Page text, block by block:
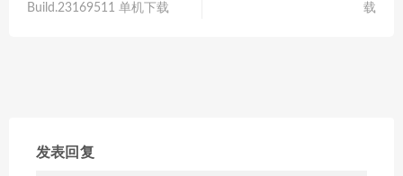
Build.23169511 单机下载
载
发表回复